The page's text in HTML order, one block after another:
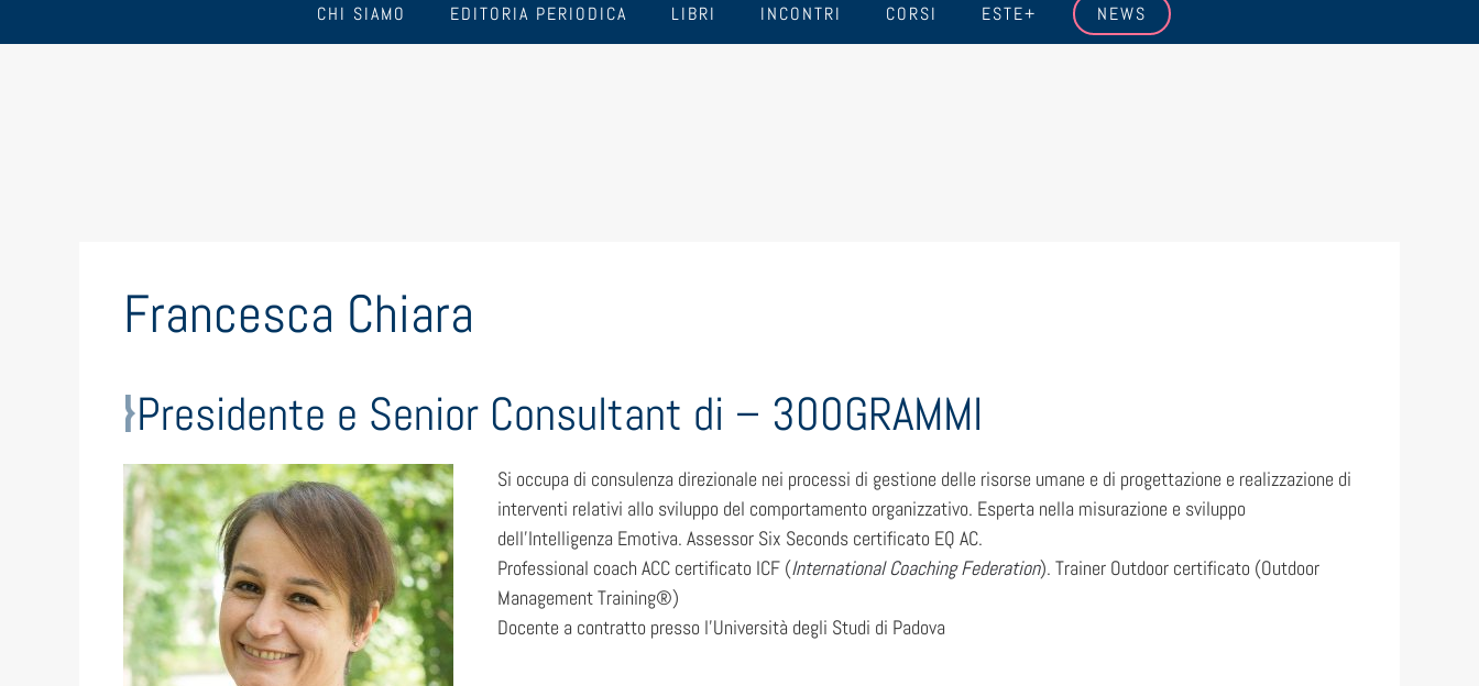
CHI SIAMO EDITORIA PERIODICA LIBRI INCONTRI CORSI ESTE+ NEWS
Francesca Chiara
Presidente e Senior Consultant di – 300GRAMMI
Si occupa di consulenza direzionale nei processi di gestione delle risorse umane e di progettazione e realizzazione di
interventi relativi allo sviluppo del comportamento organizzativo. Esperta nella misurazione e sviluppo
dell’Intelligenza Emotiva. Assessor Six Seconds certificato EQ AC.
Professional coach ACC certificato ICF (International Coaching Federation). Trainer Outdoor certificato (Outdoor
Management Training®)
Docente a contratto presso l’Università degli Studi di Padova